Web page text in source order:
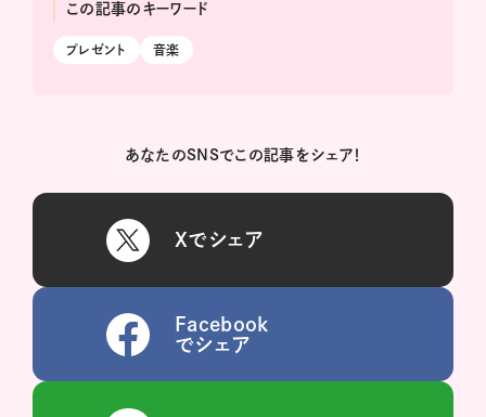
この記事のキーワード
プレゼント 音楽
あなたのSNSでこの記事をシェア！
Xでシェア
Facebook
でシェア